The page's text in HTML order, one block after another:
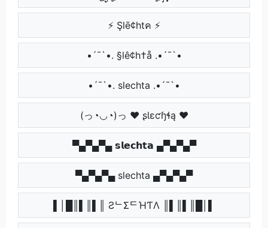
⚡ Şlē¢htค ⚡
•´¯`•. §lê¢h†å .•´¯`•
•´¯`•. slechta .•´¯`•
(っ◔◡◔)っ ♥ ʂƖɛƈɧɬą ♥
▀▄▀▄▀▄ 𝘀𝗹𝗲𝗰𝗵𝘁𝗮 ▄▀▄▀▄▀
▀▄▀▄▀▄ slechta ▄▀▄▀▄▀
▌│█║▌║▌║ ƧᄂΣᄃΉƬΛ ║▌║▌║█│▌